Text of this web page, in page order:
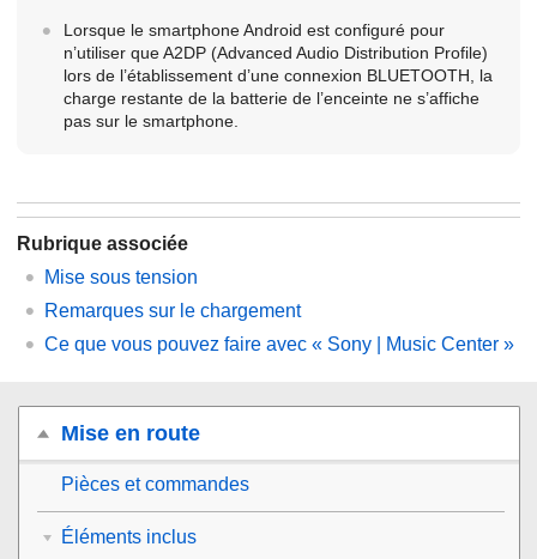
Lorsque le smartphone Android est configuré pour
n’utiliser que A2DP (Advanced Audio Distribution Profile)
lors de l’établissement d’une connexion BLUETOOTH, la
charge restante de la batterie de l’enceinte ne s’affiche
pas sur le smartphone.
Rubrique associée
Mise sous tension
Remarques sur le chargement
Ce que vous pouvez faire avec « Sony | Music Center »
Mise en route
Pièces et commandes
Éléments inclus